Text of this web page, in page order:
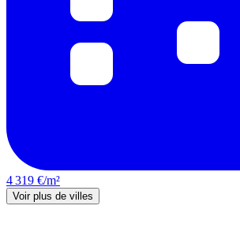
4 319 €/m²
Voir plus de villes